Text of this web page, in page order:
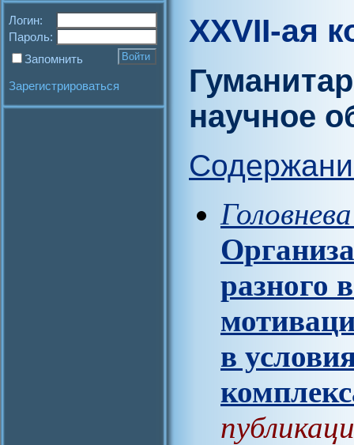
Логин:
Пароль:
Запомнить
Зарегистрироваться
XXVII-ая
научное
разного
в